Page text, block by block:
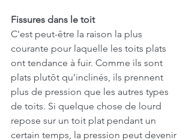
Fissures dans le toit
C'est peut-être la raison la plus
courante pour laquelle les toits plats
ont tendance à fuir. Comme ils sont
plats plutôt qu'inclinés, ils prennent
plus de pression que les autres types
de toits. Si quelque chose de lourd
repose sur un toit plat pendant un
certain temps, la pression peut devenir